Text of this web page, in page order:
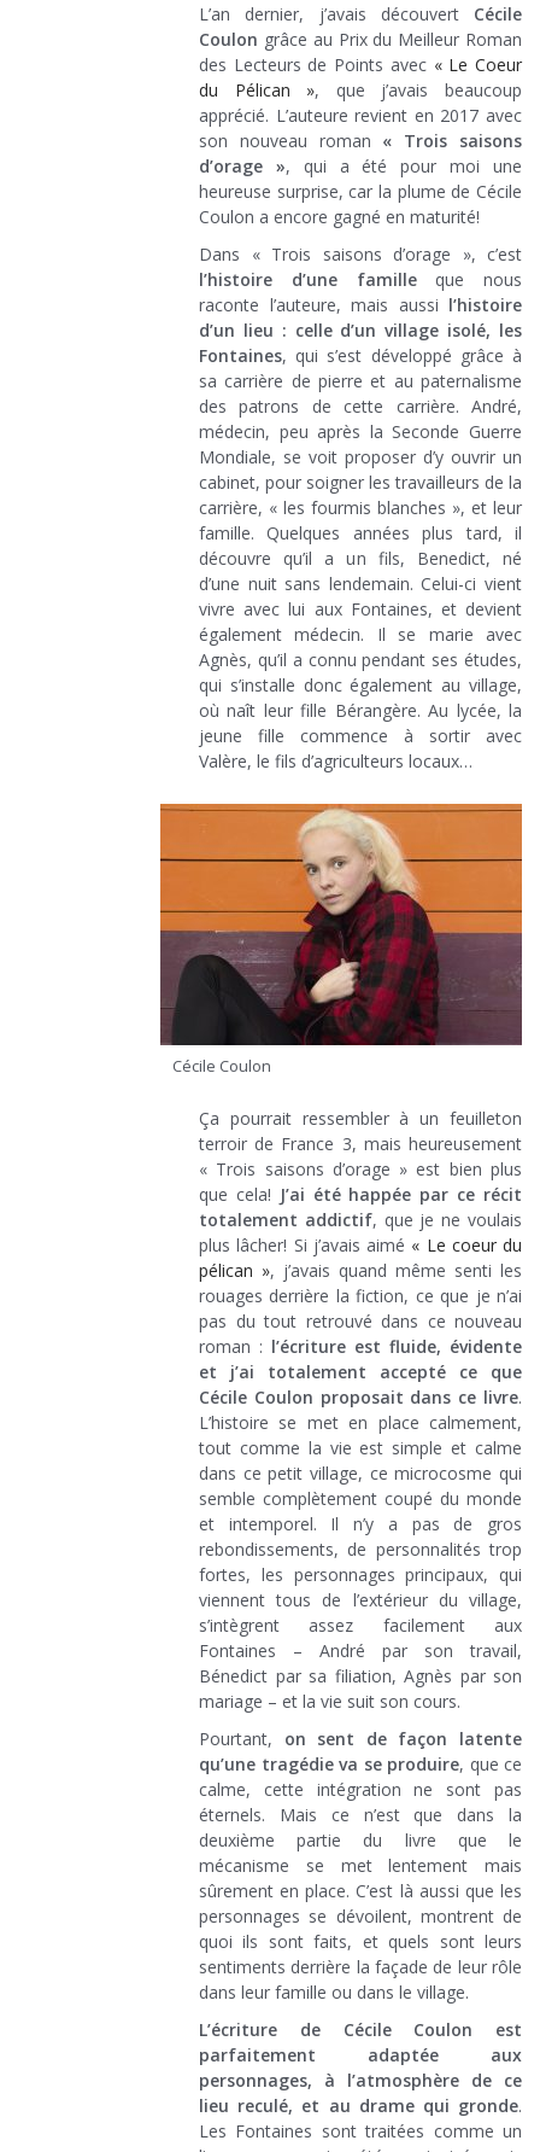
L’an dernier, j’avais découvert Cécile
Coulon grâce au Prix du Meilleur Roman
des Lecteurs de Points avec « Le Coeur
du Pélican », que j’avais beaucoup
apprécié. L’auteure revient en 2017 avec
son nouveau roman « Trois saisons
d’orage », qui a été pour moi une
heureuse surprise, car la plume de Cécile
Coulon a encore gagné en maturité!
Dans « Trois saisons d’orage », c’est
l’histoire d’une familleque nous
raconte l’auteure, mais aussi l’histoire
d’un lieu : celle d’un village isolé, les
Fontaines, qui s’est développé grâce à
sa carrière de pierre et au paternalisme
des patrons de cette carrière. André,
médecin, peu après la Seconde Guerre
Mondiale, se voit proposer d’y ouvrir un
cabinet, pour soigner les travailleurs de la
carrière, « les fourmis blanches », et leur
famille. Quelques années plus tard, il
découvre qu’il a un fils, Benedict, né
d’une nuit sans lendemain. Celui-ci vient
vivre avec lui aux Fontaines, et devient
également médecin. Il se marie avec
Agnès, qu’il a connu pendant ses études,
qui s’installe donc également au village,
où naît leur fille Bérangère. Au lycée, la
jeune fille commence à sortir avec
Valère, le fils d’agriculteurs locaux…
Cécile Coulon
Ça pourrait ressembler à un feuilleton
terroir de France 3, mais heureusement
« Trois saisons d’orage » est bien plus
que cela! J’ai été happée par ce récit
totalement addictif, que je ne voulais
plus lâcher! Si j’avais aimé « Le coeur du
pélican », j’avais quand même senti les
rouages derrière la fiction, ce que je n’ai
pas du tout retrouvé dans ce nouveau
roman : l’écriture est fluide, évidente
et j’ai totalement accepté ce que
Cécile Coulon proposait dans ce livre.
L’histoire se met en place calmement,
tout comme la vie est simple et calme
dans ce petit village, ce microcosme qui
semble complètement coupé du monde
et intemporel. Il n’y a pas de gros
rebondissements, de personnalités trop
fortes, les personnages principaux, qui
viennent tous de l’extérieur du village,
s’intègrent assez facilement aux
Fontaines – André par son travail,
Bénedict par sa filiation, Agnès par son
mariage – et la vie suit son cours.
Pourtant, on sent de façon latente
qu’une tragédie va se produire, que ce
calme, cette intégration ne sont pas
éternels. Mais ce n’est que dans la
deuxième partie du livre que le
mécanisme se met lentement mais
sûrement en place. C’est là aussi que les
personnages se dévoilent, montrent de
quoi ils sont faits, et quels sont leurs
sentiments derrière la façade de leur rôle
dans leur famille ou dans le village.
L’écriture de Cécile Coulon est
parfaitement adaptée aux
personnages, à l’atmosphère de ce
lieu reculé, et au drame qui gronde.
Les Fontaines sont traitées comme un